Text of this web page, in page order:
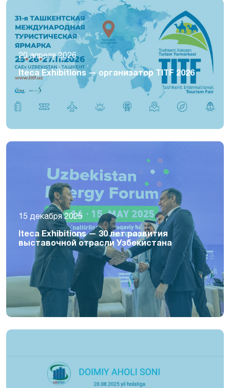
20 апреля 2026
Iteca Exhibitions — организатор TITF 2026
15 декабря 2025
Iteca Exhibitions — 30 лет развития
выставочной отрасли Узбекистана